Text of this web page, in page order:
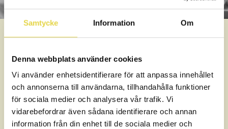
Samtycke Information Om
Denna webbplats använder cookies
Vi använder enhetsidentifierare för att anpassa innehållet
och annonserna till användarna, tillhandahålla funktioner
för sociala medier och analysera vår trafik. Vi
vidarebefordrar även sådana identifierare och annan
information från din enhet till de sociala medier och
Vad visar forskningen?
Frozen shoulder, eller adhesiv kapsulit, beror på att
ledkapseln runt axelleden blir stel och inflammerad.
Det leder till kraftig smärta och begränsad rörlighet
som ofta utvecklas gradvis.